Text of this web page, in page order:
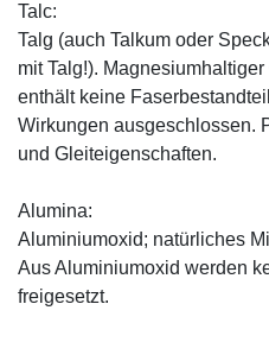
Talc:
Talg (auch Talkum oder
mit Talg!).
enthält keine
Wirkungen ausgeschlossen.
und Gleiteigenschaften.
Alumina:
Aluminiumoxid; natürliches
Aus Aluminiumoxid werden
freigesetzt.